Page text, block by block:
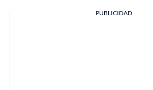
PUBLICIDAD